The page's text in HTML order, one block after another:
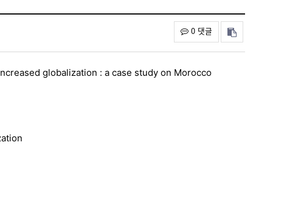
0 댓글
globalization : a case study on Morocco